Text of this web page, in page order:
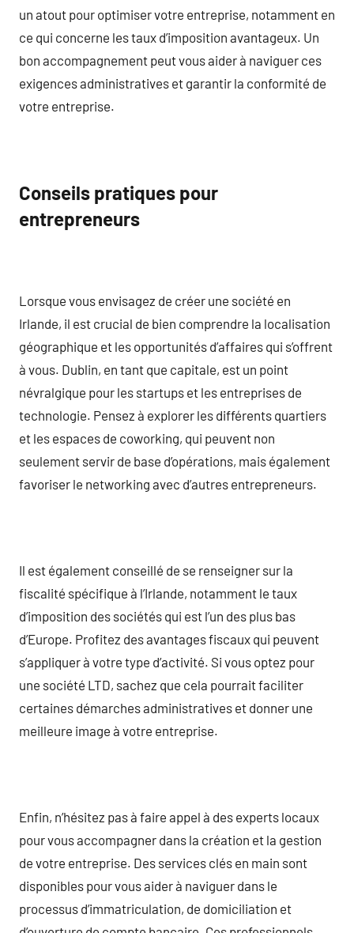
un atout pour optimiser votre entreprise, notamment en
ce qui concerne les taux d’imposition avantageux. Un
bon accompagnement peut vous aider à naviguer ces
exigences administratives et garantir la conformité de
votre entreprise.
Conseils pratiques pour
entrepreneurs
Lorsque vous envisagez de créer une société en
Irlande, il est crucial de bien comprendre la localisation
géographique et les opportunités d’affaires qui s’offrent
à vous. Dublin, en tant que capitale, est un point
névralgique pour les startups et les entreprises de
technologie. Pensez à explorer les différents quartiers
et les espaces de coworking, qui peuvent non
seulement servir de base d’opérations, mais également
favoriser le networking avec d’autres entrepreneurs.
Il est également conseillé de se renseigner sur la
fiscalité spécifique à l’Irlande, notamment le taux
d’imposition des sociétés qui est l’un des plus bas
d’Europe. Profitez des avantages fiscaux qui peuvent
s’appliquer à votre type d’activité. Si vous optez pour
une société LTD, sachez que cela pourrait faciliter
certaines démarches administratives et donner une
meilleure image à votre entreprise.
Enfin, n’hésitez pas à faire appel à des experts locaux
pour vous accompagner dans la création et la gestion
de votre entreprise. Des services clés en main sont
disponibles pour vous aider à naviguer dans le
processus d’immatriculation, de domiciliation et